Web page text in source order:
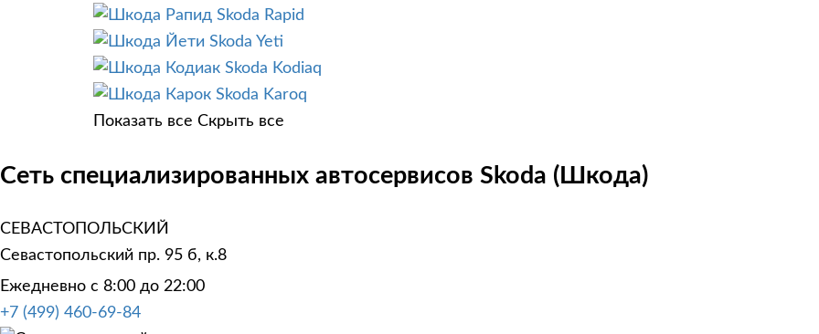
Skoda Rapid
Skoda Yeti
Skoda Kodiaq
Skoda Karoq
Показать все Скрыть все
Сеть специализированных автосервисов Skoda (Шкода)
СЕВАСТОПОЛЬСКИЙ
Севастопольский пр. 95 б, к.8
Ежедневно с 8:00 до 22:00
+7 (499) 460-69-84